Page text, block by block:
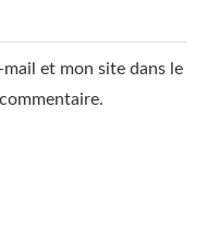
et mon site dans le